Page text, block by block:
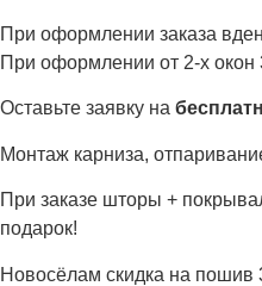
При оформлении заказа
При оформлении от 2-х окон
Оставьте заявку на
Монтаж карниза,
При заказе шторы +
подарок!
Новосёлам скидка на пошив